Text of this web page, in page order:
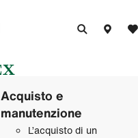
Acquisto e
manutenzione
L’acquisto di un